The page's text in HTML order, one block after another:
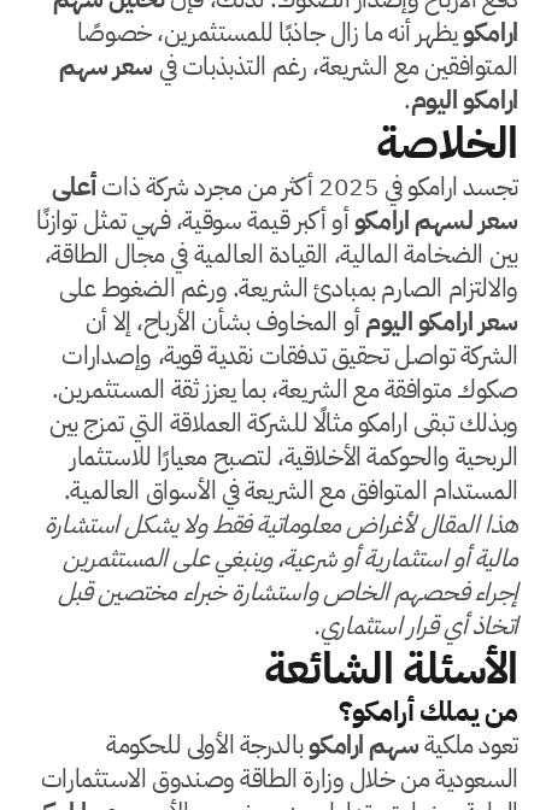
ارامكويظهر أنه ما زال جاذبًا للمستثمرين، خصوصًا
المتوافقين مع الشريعة، رغم التذبذبات في سعر سهم
ارامكو اليوم.
الخلاصة
تجسد ارامكو في 2025 أكثر من مجرد شركة ذات
أعلى
سعر لسهم ارامكوأو أكبر قيمة سوقية، فهي تمثل توازنًا
بين الضخامة المالية، القيادة العالمية في مجال الطاقة،
والالتزام الصارم بمبادئ الشريعة. ورغم الضغوط على
سعر ارامكو اليومأو المخاوف بشأن الأرباح، إلا أن
الشركة تواصل تحقيق تدفقات نقدية قوية، وإصدارات
صكوك متوافقة مع الشريعة، بما يعزز ثقة المستثمرين.
وبذلك تبقى ارامكو مثالًا للشركة العملاقة التي تمزج بين
الربحية والحوكمة الأخلاقية، لتصبح معيارًا للاستثمار
المستدام المتوافق مع الشريعة في الأسواق العالمية.
هذا المقال لأغراض معلوماتية فقط ولا يشكل استشارة
مالية أو استثمارية أو شرعية، وينبغي على المستثمرين
إجراء فحصهم الخاص واستشارة خبراء مختصين قبل
اتخاذ أي قرار استثماري.
الأسئلة الشائعة
من يملك أرامكو؟
تعود ملكيةسهم ارامكوبالدرجة الأولى للحكومة
السعودية من خلال وزارة الطاقة وصندوق الاستثمارات